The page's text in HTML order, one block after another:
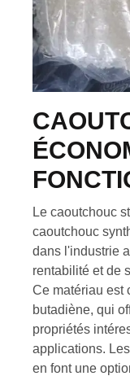
Le caoutchouc
caoutchouc
dans l'industrie
rentabilité et de
Ce matériau est
butadiène, qui
propriétés
applications.
en font une